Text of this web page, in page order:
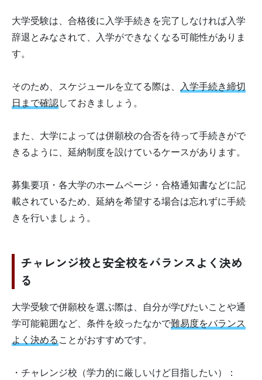
大学受験は、合格後に入学手続きを完了しなければ入学
辞退とみなされて、入学ができなくなる可能性がありま
す。
そのため、スケジュールを立てる際は、 入学手続き締切
日まで確認しておきましょう。
また、大学によっては併願校の合否を待って手続きがで
きるように、延納制度を設けているケースがあります。
募集要項・各大学のホームページ・合格通知書などに記
載されているため、延納を希望する場合は忘れずに手続
きを行いましょう。
チャレンジ校と安全校をバランスよく決め
る
大学受験で併願校を選ぶ際は、自分が学びたいことや通
学可能範囲など、条件を絞ったなかで難易度をバランス
よく決めることがおすすめです。
・チャレンジ校（学力的に厳しいけど目指したい）：